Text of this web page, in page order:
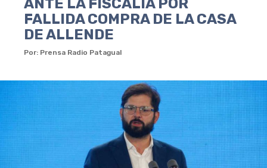
FALLIDA COMPRA DE LA CASA
DE ALLENDE
Por: Prensa Radio Patagual